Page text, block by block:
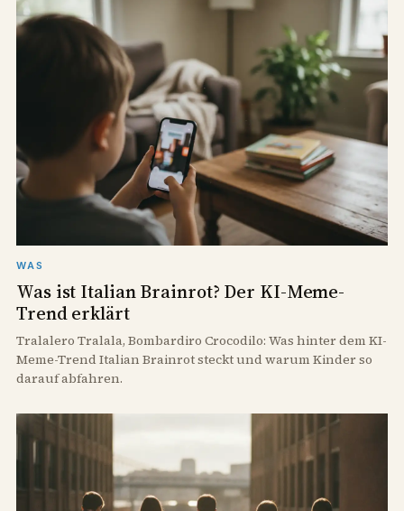
WAS
Was ist Italian Brainrot? Der KI-Meme-
Trend erklärt
Tralalero Tralala, Bombardiro Crocodilo: Was hinter dem KI-
Meme-Trend Italian Brainrot steckt und warum Kinder so
darauf abfahren.